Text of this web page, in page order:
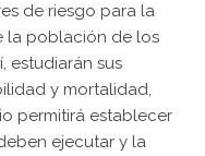
de riesgo para la
la población de los
estudiarán sus
y mortalidad,
permitirá establecer
ejecutar y la